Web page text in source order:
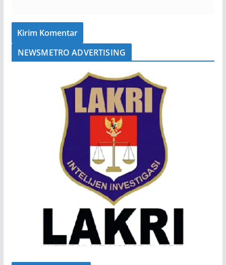
NEWSMETRO ADVERTISING